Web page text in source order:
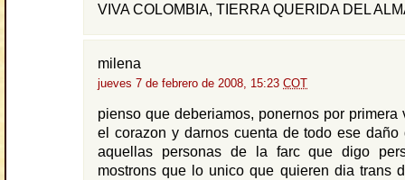
VIVA COLOMBIA, TIERRA QUERIDA DEL
milena
jueves 7 de febrero de 2008, 15:23 COT
pienso que deberiamos, ponernos por primera
el corazon y darnos cuenta de todo ese daño
aquellas personas de la farc que digo
mostrons que lo unico que quieren dia trans